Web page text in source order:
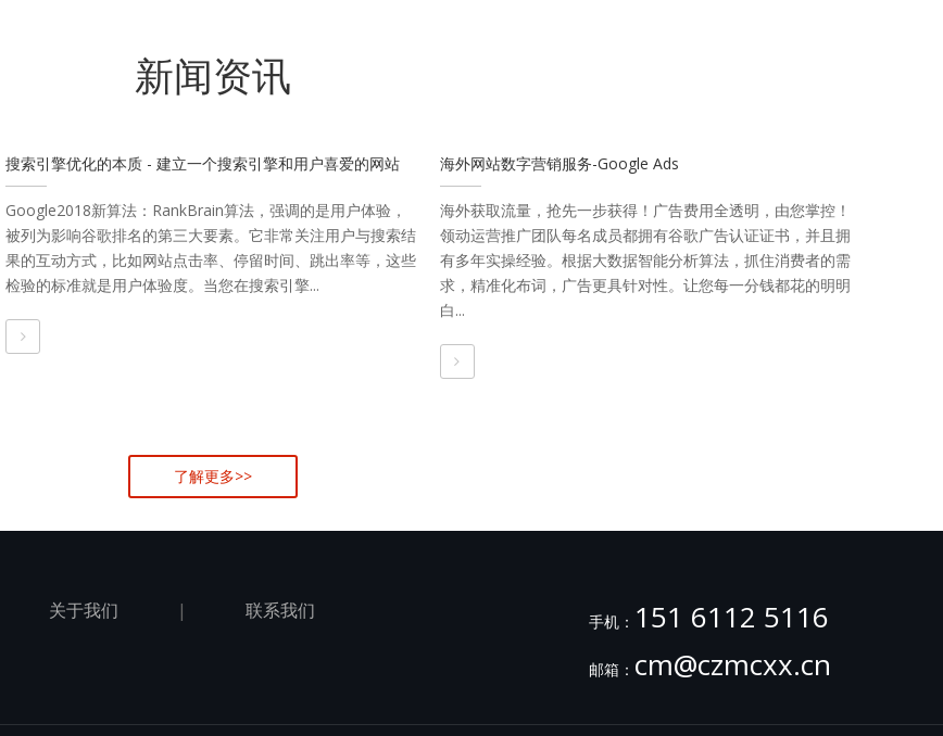
新闻资讯
搜索引擎优化的本质 - 建立一个搜索引擎和用户喜爱的网站
Google2018新算法：RankBrain算法，强调的是用户体验，
被列为影响谷歌排名的第三大要素。它非常关注用户与搜索结
果的互动方式，比如网站点击率、停留时间、跳出率等，这些
检验的标准就是用户体验度。当您在搜索引擎...
海外网站数字营销服务-Google Ads
海外获取流量，抢先一步获得！广告费用全透明，由您掌控！
领动运营推广团队每名成员都拥有谷歌广告认证证书，并且拥
有多年实操经验。根据大数据智能分析算法，抓住消费者的需
求，精准化布词，广告更具针对性。让您每一分钱都花的明明
白...
了解更多>>
关于我们 | 联系我们 手机： 151 6112 5116
邮箱： cm@czmcxx.cn